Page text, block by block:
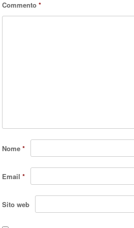
Commento*
Nome*
Email*
Sito web